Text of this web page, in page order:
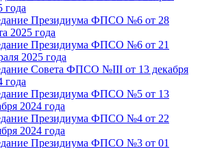
года
Президиума ФПСО №6 от 28
2025 года
Президиума ФПСО №6 от 21
2025 года
Совета ФПСО №III от 13 декабря
года
Президиума ФПСО №5 от 13
2024 года
Президиума ФПСО №4 от 22
2024 года
Президиума ФПСО №3 от 01